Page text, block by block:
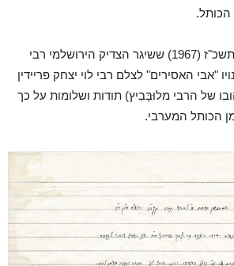
זהו מכתב תודה משנת תשכ"ז (1967) ששיגר הצדיק הירושלמי רבי
"אבי האסירים" לצלם רבי לוי יצחק פריידין
של הרבי מלוּבָּבִיץ) תודות ושלומות על כך
הכותל המערבי.